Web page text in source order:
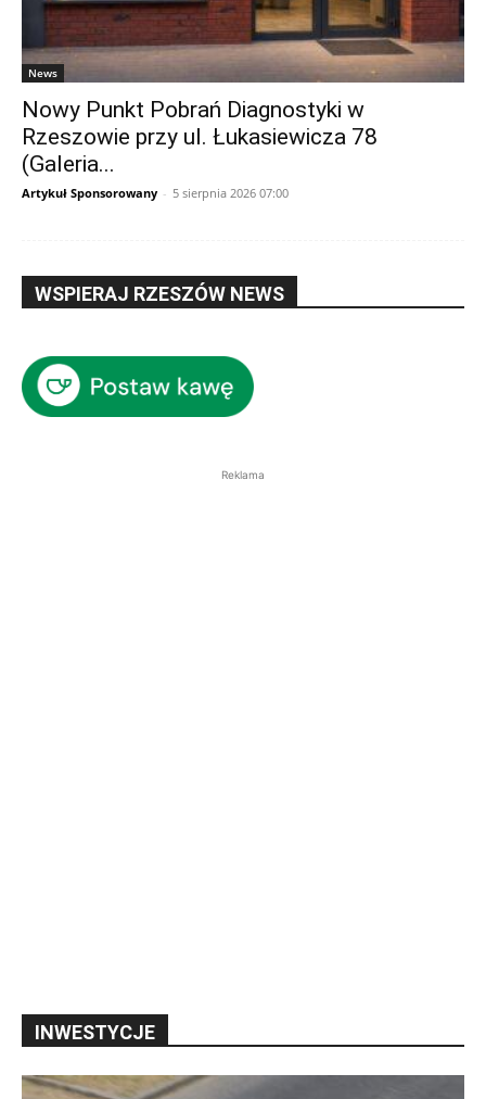
News
Nowy Punkt Pobrań Diagnostyki w
Rzeszowie przy ul. Łukasiewicza 78
(Galeria...
Artykuł Sponsorowany - 5 sierpnia 2026 07:00
WSPIERAJ RZESZÓW NEWS
Reklama
INWESTYCJE